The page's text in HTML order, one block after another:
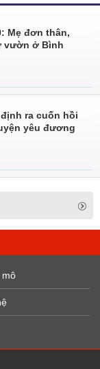
Mẹ đơn thân,
vườn ở Bình
ra cuốn hồi
yêu đương
mô